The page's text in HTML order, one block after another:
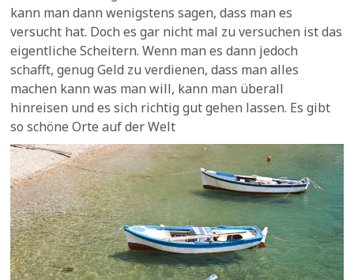
kann man dann wenigstens sagen, dass man es
versucht hat. Doch es gar nicht mal zu versuchen ist das
eigentliche Scheitern. Wenn man es dann jedoch
schafft, genug Geld zu verdienen, dass man alles
machen kann was man will, kann man überall
hinreisen und es sich richtig gut gehen lassen. Es gibt
so schöne Orte auf der Welt